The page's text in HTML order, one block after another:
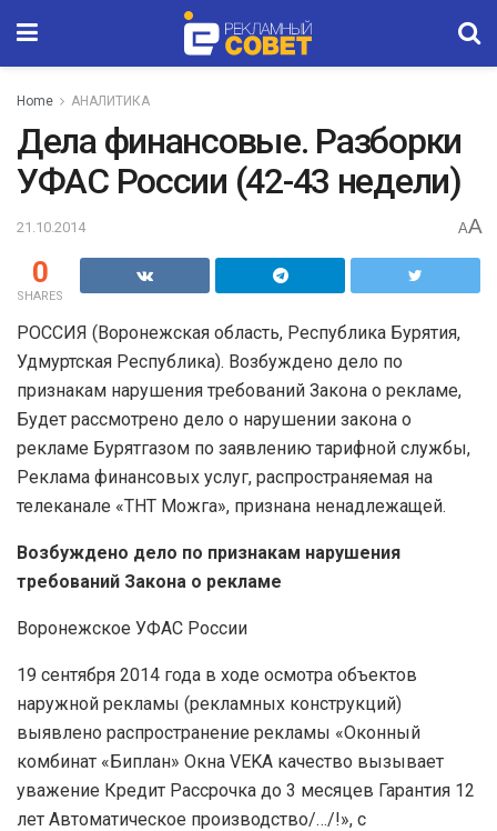
Home АНАЛИТИКА
Дела финансовые. Разборки
УФАС России (42-43 недели)
21.10.2014 AA
0
SHARES
РОССИЯ (Воронежская область, Республика Бурятия,
Удмуртская Республика). Возбуждено дело по
признакам нарушения требований Закона о рекламе,
Будет рассмотрено дело о нарушении закона о
рекламе Бурятгазом по заявлению тарифной службы,
Реклама финансовых услуг, распространяемая на
телеканале «ТНТ Можга», признана ненадлежащей.
Возбуждено дело по признакам нарушения
требований Закона о рекламе
Воронежское УФАС России
19 сентября 2014 года в ходе осмотра объектов
наружной рекламы (рекламных конструкций)
выявлено распространение рекламы «Оконный
комбинат «Биплан» Окна VEKA качество вызывает
уважение Кредит Рассрочка до 3 месяцев Гарантия 12
лет Автоматическое производство/…/!», с